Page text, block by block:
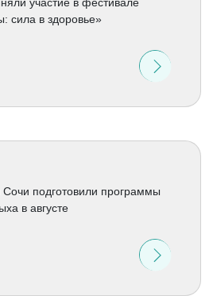
сила в здоровье»
подготовили программы
в августе